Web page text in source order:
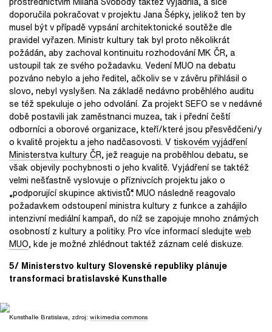
doporučila pokračovat v projektu Jana Šépky, jelikož ten by
musel být v případě vypsání architektonické soutěže dle
pravidel vyřazen. Ministr kultury tak byl proto několikrát
požádán, aby zachoval kontinuitu rozhodování MK ČR, a
ustoupil tak ze svého požadavku. Vedení MUO na debatu
pozváno nebylo a jeho ředitel, ačkoliv se v závěru přihlásil o
slovo, nebyl vyslyšen. Na základě nedávno proběhlého auditu
se též spekuluje o jeho odvolání. Za projekt SEFO se v nedávné
době postavili jak zaměstnanci muzea, tak i přední čeští
odborníci a oborové organizace, kteří/které jsou přesvědčeni/y
o kvalitě projektu a jeho nadčasovosti. V tiskovém vyjádření
Ministerstva kultury ČR, jež reaguje na proběhlou debatu, se
však objevily pochybnosti o jeho kvalitě. Vyjádření se taktéž
velmi nešťastně vyslovuje o příznivcích projektu jako o
„podporující skupince aktivistů“. MUO následně reagovalo
požadavkem odstoupení ministra kultury z funkce a zahájilo
intenzivní mediální kampaň, do níž se zapojuje mnoho známých
osobností z kultury a politiky. Pro více informací sledujteweb
MUO, kde je možné zhlédnout taktéž záznam celé diskuze.
5/ Ministerstvo kultury Slovenské republiky plánuje
transformaci bratislavské Kunsthalle
Kunsthalle Bratislava, zdroj: wikimedia commons